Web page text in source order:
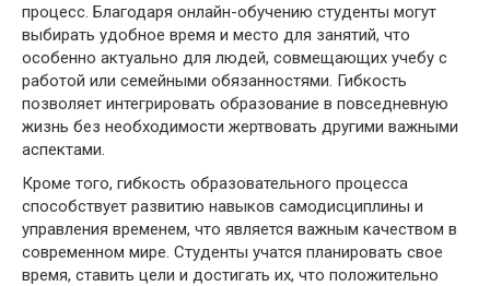
процесс. Благодаря онлайн-обучению студенты могут
выбирать удобное время и место для занятий, что
особенно актуально для людей, совмещающих учебу с
работой или семейными обязанностями. Гибкость
позволяет интегрировать образование в повседневную
жизнь без необходимости жертвовать другими важными
аспектами.
Кроме того, гибкость образовательного процесса
способствует развитию навыков самодисциплины и
управления временем, что является важным качеством в
современном мире. Студенты учатся планировать свое
время, ставить цели и достигать их, что положительно